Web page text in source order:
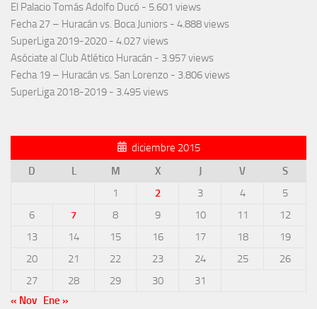
El Palacio Tomás Adolfo Ducó - 5.601 views
Fecha 27 – Huracán vs. Boca Juniors - 4.888 views
SuperLiga 2019-2020 - 4.027 views
Asóciate al Club Atlético Huracán - 3.957 views
Fecha 19 – Huracán vs. San Lorenzo - 3.806 views
SuperLiga 2018-2019 - 3.495 views
diciembre 2015
D
L M X J V
S
1
2 3 4
5
6
7 8 9 10 11
12
13
14 15 16 17 18
19
20
21 22 23 24 25
26
27
28 29 30
31
« Nov Ene »